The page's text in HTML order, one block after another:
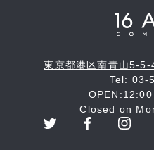
東京都港区南青山5-
Tel: 03-
Closed on